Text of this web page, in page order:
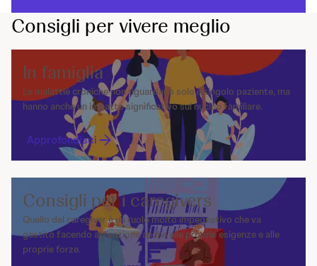
Consigli per vivere meglio
In famiglia
Le malattie croniche non riguardano solo il singolo paziente, ma
hanno anche un impatto significativo sul nucleo familiare.
Approfondisci
Consigli per i caregivers
Quello del caregiver è un ruolo molto impegnativo che va
gestito facendo attenzione anche alle proprie esigenze e alle
proprie forze.